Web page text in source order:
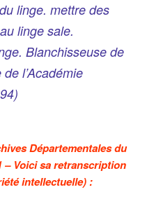
linge. mettre des
linge sale.
Blanchisseuse de
l’Académie
Départementales du
– Voici sa retranscription
intellectuelle) :